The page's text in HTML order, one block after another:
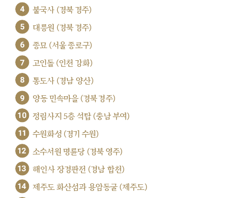
4 불국사 (경북 경주)
5 대릉원 (경북 경주)
6 종묘 (서울 종로구)
7 고인돌 (인천 강화)
8 통도사 (경남 양산)
9 양동 민속마을 (경북 경주)
10 정림사지 5층 석탑 (충남 부여)
11 수원화성 (경기 수원)
12 소수서원 명륜당 (경북 영주)
13 해인사 장경판전 (경남 합천)
14 제주도 화산섬과 용암동굴 (제주도)